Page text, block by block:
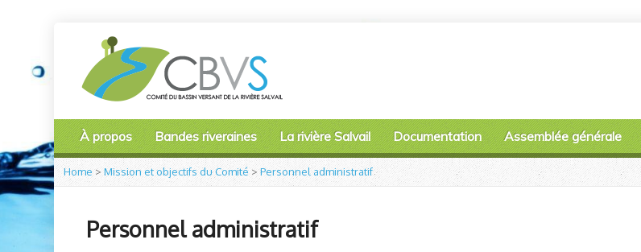
À propos Bandes riveraines La rivière Salvail Documentation Assemblée générale
Home >Mission et objectifs du Comité >Personnel administratif
Personnel administratif